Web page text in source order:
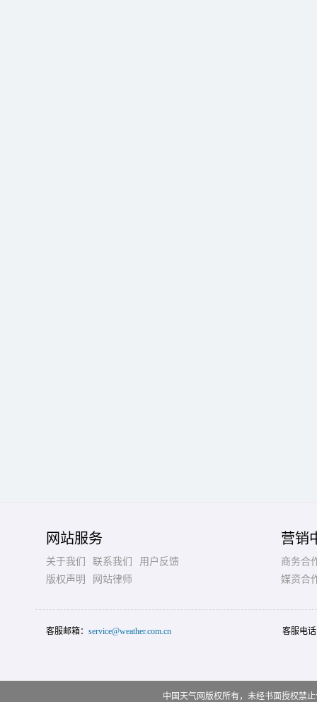
网站服务
关于我们 联系我们
用户反馈
版权声明
网站律师
营销
商务合
媒资合
客服邮箱： service@weather.com.cn 客服电
中国天气网版权所有，未经书面授权